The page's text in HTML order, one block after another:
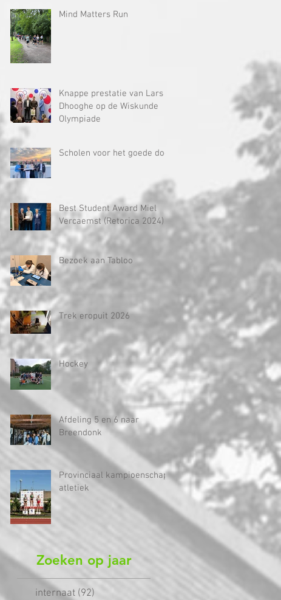
Mind Matters Run
Knappe prestatie van Lars
Dhooghe op de Wiskunde
Olympiade
Scholen voor het goede doel
Best Student Award Miel
Vercaemst (Retorica 2024)
Bezoek aan Tabloo
Trek eropuit 2026
Hockey
Afdeling 5 en 6 naar
Breendonk
Provinciaal kampioenschap
atletiek
Zoeken op jaar
internaat (92)